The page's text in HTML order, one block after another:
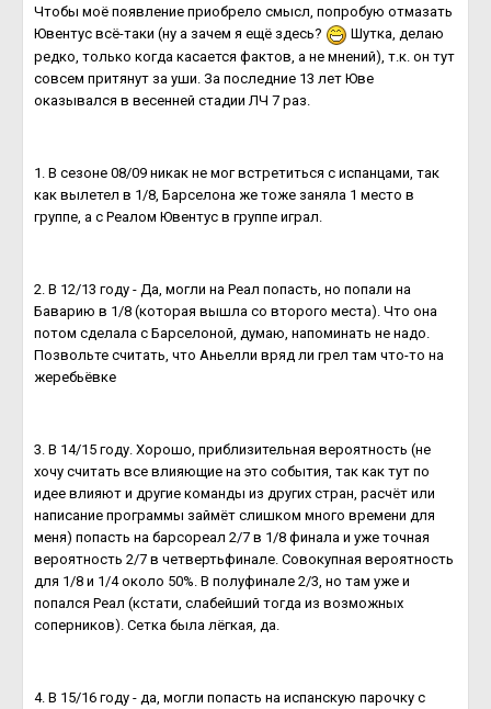
Чтобы моё появление приобрело смысл, попробую отмазать
Ювентус всё-таки (ну а зачем я ещё здесь?
Шутка, делаю
редко, только когда касается фактов, а не мнений), т.к. он тут
совсем притянут за уши. За последние 13 лет Юве
оказывался в весенней стадии ЛЧ 7 раз.
1. В сезоне 08/09 никак не мог встретиться с испанцами, так
как вылетел в 1/8, Барселона же тоже заняла 1 место в
группе, а с Реалом Ювентус в группе играл.
2. В 12/13 году - Да, могли на Реал попасть, но попали на
Баварию в 1/8 (которая вышла со второго места). Что она
потом сделала с Барселоной, думаю, напоминать не надо.
Позвольте считать, что Аньелли вряд ли грел там что-то на
жеребьёвке
3. В 14/15 году. Хорошо, приблизительная вероятность (не
хочу считать все влияющие на это события, так как тут по
идее влияют и другие команды из других стран, расчёт или
написание программы займёт слишком много времени для
меня) попасть на барсореал 2/7 в 1/8 финала и уже точная
вероятность 2/7 в четвертьфинале. Совокупная вероятность
для 1/8 и 1/4 около 50%. В полуфинале 2/3, но там уже и
попался Реал (кстати, слабейший тогда из возможных
соперников). Сетка была лёгкая, да.
4. В 15/16 году - да, могли попасть на испанскую парочку с